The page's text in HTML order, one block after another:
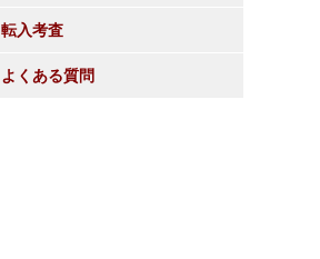
転入考査
よくある質問